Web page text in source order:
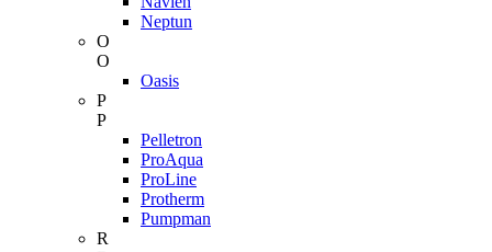
Neptun
O
O
Oasis
P
P
Pelletron
ProAqua
ProLine
Protherm
Pumpman
R